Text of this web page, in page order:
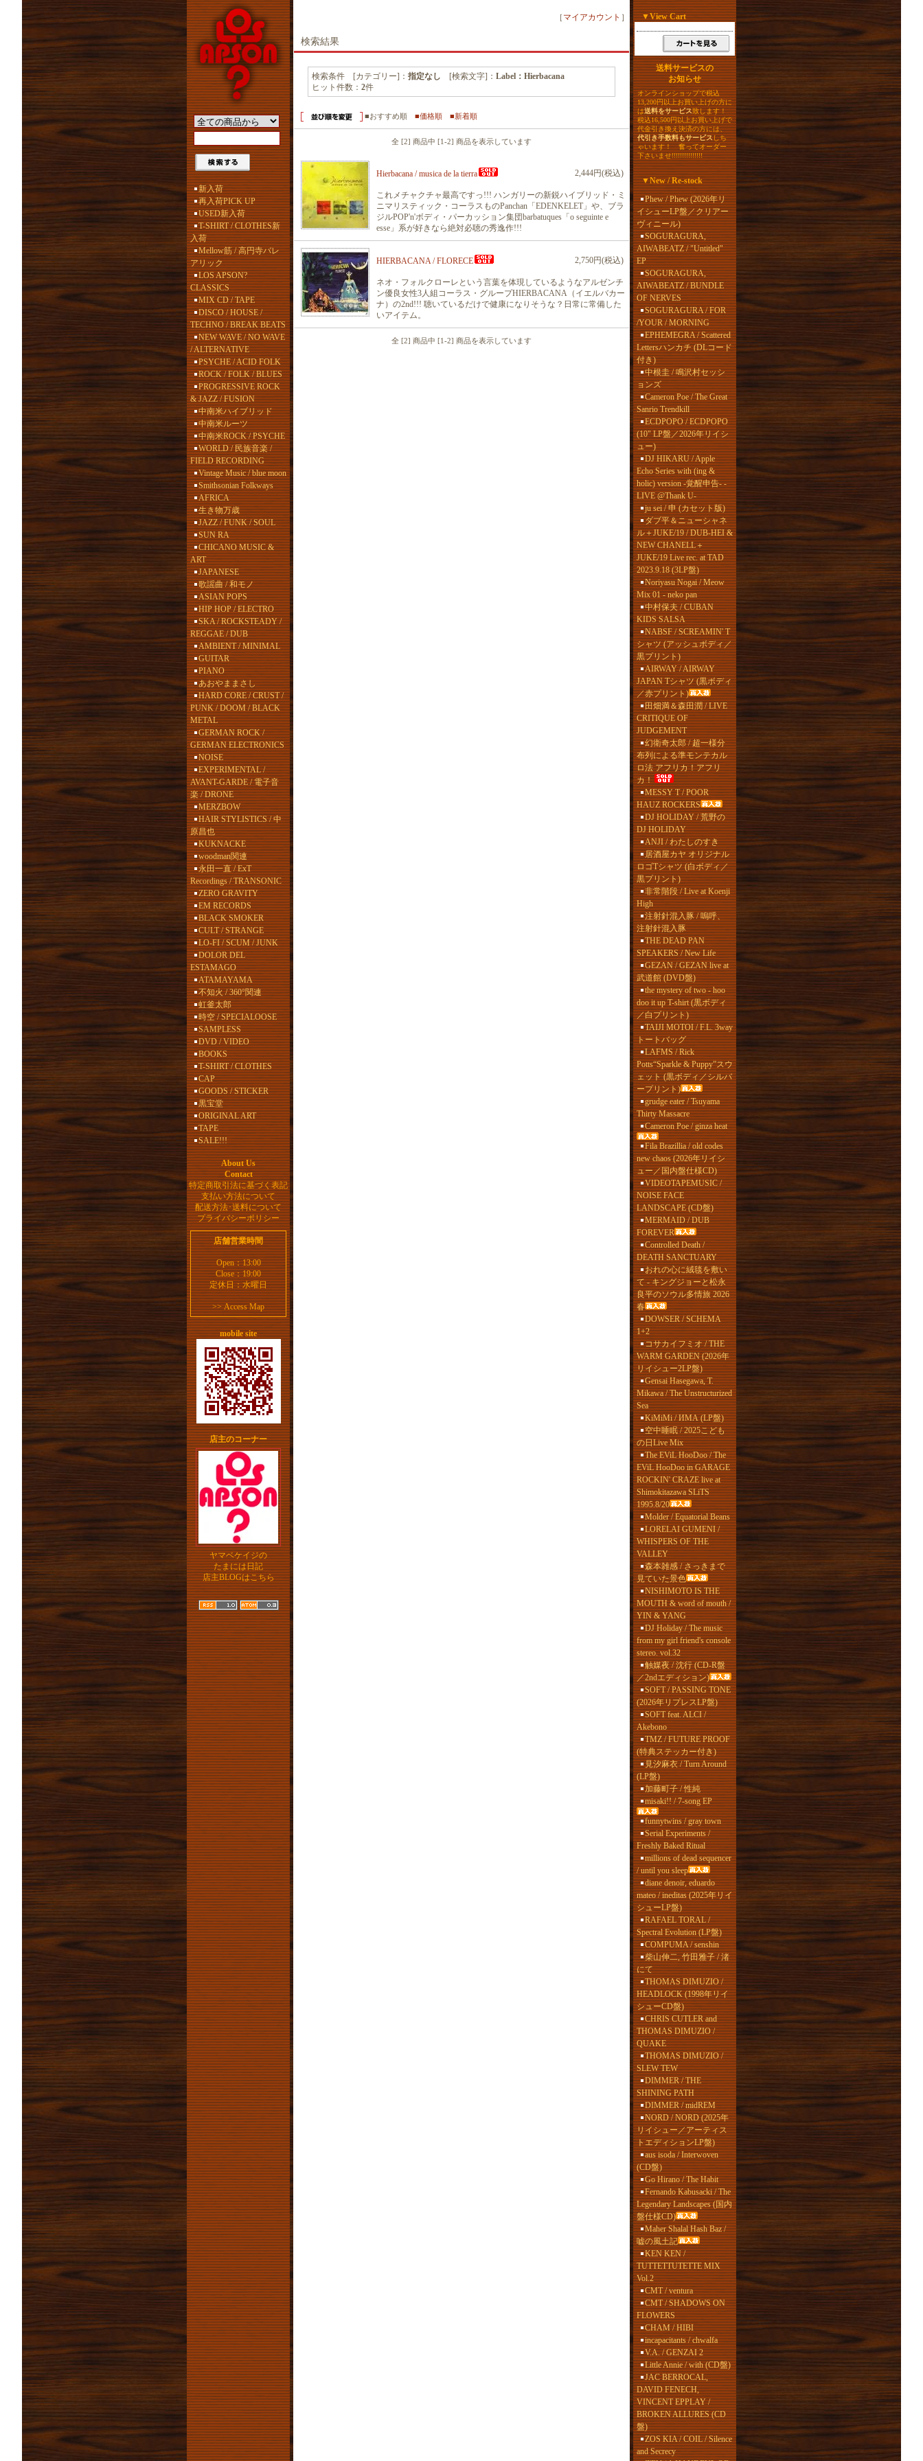
新入荷
再入荷PICK UP
USED新入荷
T-SHIRT / CLOTHES新
入荷
Mellow筋 / 高円寺バレ
アリック
LOS APSON?
CLASSICS
MIX CD / TAPE
DISCO / HOUSE /
TECHNO / BREAK BEATS
NEW WAVE / NO WAVE
/ ALTERNATIVE
PSYCHE / ACID FOLK
ROCK / FOLK / BLUES
PROGRESSIVE ROCK
& JAZZ / FUSION
中南米ハイブリッド
中南米ルーツ
中南米ROCK / PSYCHE
WORLD / 民族音楽 /
FIELD RECORDING
Vintage Music / blue moon
Smithsonian Folkways
AFRICA
生き物万歳
JAZZ / FUNK / SOUL
SUN RA
CHICANO MUSIC &
ART
JAPANESE
歌謡曲 / 和モノ
ASIAN POPS
HIP HOP / ELECTRO
SKA / ROCKSTEADY /
REGGAE / DUB
AMBIENT / MINIMAL
GUITAR
PIANO
あおやままさし
HARD CORE / CRUST /
PUNK / DOOM / BLACK
METAL
GERMAN ROCK /
GERMAN ELECTRONICS
NOISE
EXPERIMENTAL /
AVANT-GARDE / 電子音
楽 / DRONE
MERZBOW
HAIR STYLISTICS / 中
原昌也
KUKNACKE
woodman関連
永田一直 / ExT
Recordings / TRANSONIC
ZERO GRAVITY
EM RECORDS
BLACK SMOKER
CULT / STRANGE
LO-FI / SCUM / JUNK
DOLOR DEL
ESTAMAGO
ATAMAYAMA
不知火 / 360°関連
虹釜太郎
時空 / SPECIALOOSE
SAMPLESS
DVD / VIDEO
BOOKS
T-SHIRT / CLOTHES
CAP
GOODS / STICKER
黒宝堂
ORIGINAL ART
TAPE
SALE!!!
About Us
Contact
特定商取引法に基づく表記
支払い方法について
配送方法･送料について
プライバシーポリシー
店舗営業時間
Open：13:00
Close：19:00
定休日：水曜日
>>Access Map
mobile site
店主のコーナー
ヤマベケイジの
たまには日記
店主BLOGはこちら
［ マイアカウント ］
検索結果
検索条件 [カテゴリー]： 指定なし [検索文字]： Label：Hierbacana
ヒット件数： 2件
■おすすめ順 ■価格順 ■新着順
全 [2] 商品中 [1-2] 商品を表示しています
Hierbacana / musica de la tierra 2,444円(税込)
これメチャクチャ最高ですっ!!! ハンガリーの新鋭ハイブリッド・ミ
ニマリスティック・コーラスものPanchan「EDENKELET」や、ブラ
ジルPOP'n'ボディ・パーカッション集団barbatuques「o seguinte e
esse」系が好きなら絶対必聴の秀逸作!!!
HIERBACANA / FLORECE 2,750円(税込)
ネオ・フォルクローレという言葉を体現しているようなアルゼンチ
ン優良女性3人組コーラス・グループHIERBACANA（イエルバカー
ナ）の2nd!!! 聴いているだけで健康になりそうな？日常に常備した
いアイテム。
全 [2] 商品中 [1-2] 商品を表示しています
▼View Cart
送料サービスの
お知らせ
オンラインショップで税込
13,200円以上お買い上げの方に
は送料をサービス致します！
税込16,500円以上お買い上げで
代金引き換え決済の方には、
代引き手数料もサービスしち
ゃいます！ 奮ってオーダー
下さいませ!!!!!!!!!!!!!!!
▼New / Re-stock
Phew / Phew (2026年リ
イシューLP盤／クリアー
ヴィニール)
SOGURAGURA,
AIWABEATZ / "Untitled"
EP
SOGURAGURA,
AIWABEATZ / BUNDLE
OF NERVES
SOGURAGURA / FOR
/YOUR / MORNING
EPHEMEGRA / Scattered
Lettersハンカチ (DLコード
付き)
中根圭 / 鳴沢村セッシ
ョンズ
Cameron Poe / The Great
Sanrio Trendkill
ECDPOPO / ECDPOPO
(10" LP盤／2026年リイシ
ュー)
DJ HIKARU / Apple
Echo Series with (ing &
holic) version -覚醒申告- -
LIVE @Thank U-
ju sei / 申 (カセット版)
ダブ平＆ニューシャネ
ル＋JUKE/19 / DUB-HEI &
NEW CHANELL＋
JUKE/19 Live rec. at TAD
2023.9.18 (3LP盤)
Noriyasu Nogai / Meow
Mix 01 - neko pan
中村保夫 / CUBAN
KIDS SALSA
NABSF / SCREAMIN' T
シャツ (アッシュボディ／
黒プリント)
AIRWAY / AIRWAY
JAPAN Tシャツ (黒ボディ
／赤プリント)
田畑満＆森田潤 / LIVE
CRITIQUE OF
JUDGEMENT
幻衛奇太郎 / 超一様分
布列による準モンテカル
ロ法 アフリカ！アフリ
カ！
MESSY T / POOR
HAUZ ROCKERS
DJ HOLIDAY / 荒野の
DJ HOLIDAY
ANJI / わたしのすき
居酒屋カヤ オリジナル
ロゴTシャツ (白ボディ／
黒プリント)
非常階段 / Live at Koenji
High
注射針混入豚 / 嗚呼、
注射針混入豚
THE DEAD PAN
SPEAKERS / New Life
GEZAN / GEZAN live at
武道館 (DVD盤)
the mystery of two - hoo
doo it up T-shirt (黒ボディ
／白プリント)
TAIJI MOTOI / F.L. 3way
トートバッグ
LAFMS / Rick
Potts“Sparkle & Puppy”スウ
ェット (黒ボディ／シルバ
ープリント)
grudge eater / Tsuyama
Thirty Massacre
Cameron Poe / ginza heat
Fila Brazillia / old codes
new chaos (2026年リイシ
ュー／国内盤仕様CD)
VIDEOTAPEMUSIC /
NOISE FACE
LANDSCAPE (CD盤)
MERMAID / DUB
FOREVER
Controlled Death /
DEATH SANCTUARY
おれの心に絨毯を敷い
て - キングジョーと松永
良平のソウル多情旅 2026
春
DOWSER / SCHEMA
1+2
コサカイフミオ / THE
WARM GARDEN (2026年
リイシュー2LP盤)
Gensai Hasegawa, T.
Mikawa / The Unstructurized
Sea
KiMiMi / ИМА (LP盤)
空中睡眠 / 2025こども
の日Live Mix
The EViL HooDoo / The
EViL HooDoo in GARAGE
ROCKIN' CRAZE live at
Shimokitazawa SLiTS
1995.8/20
Molder / Equatorial Beans
LORELAI GUMENI /
WHISPERS OF THE
VALLEY
森本雑感 / さっきまで
見ていた景色
NISHIMOTO IS THE
MOUTH & word of mouth /
YIN & YANG
DJ Holiday / The music
from my girl friend's console
stereo. vol.32
触媒夜 / 沈行 (CD-R盤
／2ndエディション)
SOFT / PASSING TONE
(2026年リプレスLP盤)
SOFT feat. ALCI /
Akebono
TMZ / FUTURE PROOF
(特典ステッカー付き)
見汐麻衣 / Turn Around
(LP盤)
加藤町子 / 性純
misaki!! / 7-song EP
funnytwins / gray town
Serial Experiments /
Freshly Baked Ritual
millions of dead sequencer
/ until you sleep
diane denoir, eduardo
mateo / ineditas (2025年リイ
シューLP盤)
RAFAEL TORAL /
Spectral Evolution (LP盤)
COMPUMA / senshin
柴山伸二, 竹田雅子 / 渚
にて
THOMAS DIMUZIO /
HEADLOCK (1998年リイ
シューCD盤)
CHRIS CUTLER and
THOMAS DIMUZIO /
QUAKE
THOMAS DIMUZIO /
SLEW TEW
DIMMER / THE
SHINING PATH
DIMMER / midREM
NORD / NORD (2025年
リイシュー／アーティス
トエディションLP盤)
aus isoda / Interwoven
(CD盤)
Go Hirano / The Habit
Fernando Kabusacki / The
Legendary Landscapes (国内
盤仕様CD)
Maher Shalal Hash Baz /
嘘の風土記
KEN KEN /
TUTTETTUTETTE MIX
Vol.2
CMT / ventura
CMT / SHADOWS ON
FLOWERS
CHAM / HIBI
incapacitants / chwalfa
V.A. / GENZAI 2
Little Annie / with (CD盤)
JAC BERROCAL,
DAVID FENECH,
VINCENT EPPLAY /
BROKEN ALLURES (CD
盤)
ZOS KIA / COIL / Silence
and Secrecy